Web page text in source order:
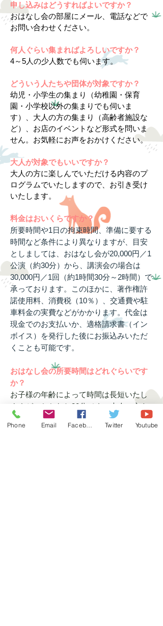
申し込みはどうすればよいですか？
おはなし会の部屋にメール、電話などで
お問い合わせください。
何人ぐらい集まればよろしいですか？
4～5人の少人数でも伺います。
どういう人たちや団体が対象ですか？
幼児・小学生の集まり（幼稚園・保育
園・小学校以外の集まりでも伺いま
す）、大人の方の集まり（高齢者施設な
ど）、お店のイベントなど形式を問いま
せん。お気軽にお声をおかけください。
大人が対象でもいいですか？
大人の方に楽しんでいただける内容のプ
ログラムでいたしますので、お引き受け
いたします。
料金はおいくらですか？
所要時間や1日の拘束時間、準備に要する
時間など条件により異なりますが、目安
としましては、おはなし会が20,000円／1
公演（約30分）から、講演会の場合は
30,000円／1回（約1時間30分～2時間）で
承っております。このほかに、著作権許
諾使用料、消費税（10％）、交通費や駐
車料金の実費などがかかります。代金は
現金でのお支払いか、適格請求書（イン
ボイス）を発行した後にお振込みいただ
くことも可能です。
おはなし会の所要時間はどれぐらいです
か？
お子様の年齢によって時間は長短いたし
ますが、おおむね30分です。大人の方を
対象とした場合は、30～60分程度になり
ます。
Phone Email Twitter Youtube